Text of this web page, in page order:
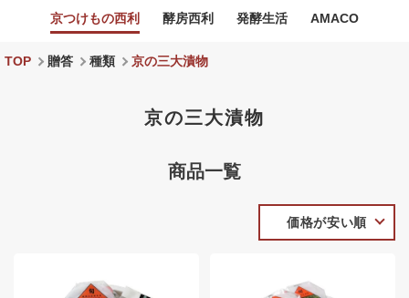
京つけもの西利 酵房西利 発酵生活 AMACO
TOP 贈答 種類 京の三大漬物
京の三大漬物
商品一覧
価格が安い順